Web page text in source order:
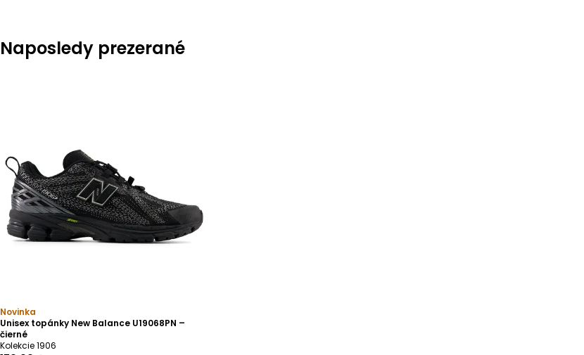
Naposledy prezerané
Novinka
Unisex topánky New Balance U19068PN –
čierné
Kolekcie 1906